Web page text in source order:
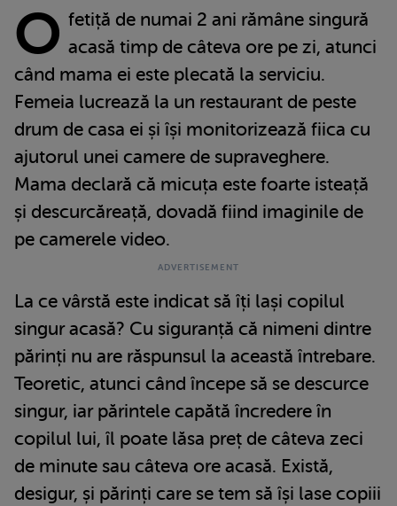
O fetiță de numai 2 ani rămâne singură
acasă timp de câteva ore pe zi, atunci
când mama ei este plecată la serviciu.
Femeia lucrează la un restaurant de peste
drum de casa ei și își monitorizează fiica cu
ajutorul unei camere de supraveghere.
Mama declară că micuța este foarte isteață
și descurcăreață, dovadă fiind imaginile de
pe camerele video.
La ce vârstă este indicat să îți lași copilul
singur acasă? Cu siguranță că nimeni dintre
părinți nu are răspunsul la această întrebare.
Teoretic, atunci când începe să se descurce
singur, iar părintele capătă încredere în
copilul lui, îl poate lăsa preț de câteva zeci
de minute sau câteva ore acasă. Există,
desigur, și părinți care se tem să își lase copiii